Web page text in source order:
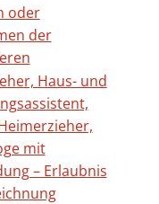
oder
der
Haus- und
mit
– Erlaubnis